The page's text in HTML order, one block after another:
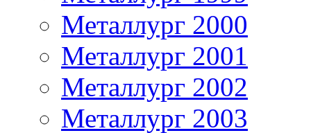
Металлург 2000
Металлург 2001
Металлург 2002
Металлург 2003